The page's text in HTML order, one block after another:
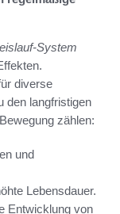
System
diverse
den langfristigen
zählen:
und
Lebensdauer.
Entwicklung von